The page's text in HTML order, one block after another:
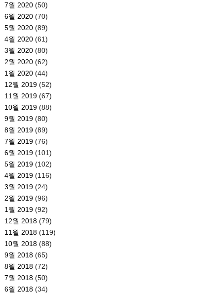
7월 2020(50)
6월 2020(70)
5월 2020(89)
4월 2020(61)
3월 2020(80)
2월 2020(62)
1월 2020(44)
12월 2019(52)
11월 2019(67)
10월 2019(88)
9월 2019(80)
8월 2019(89)
7월 2019(76)
6월 2019(101)
5월 2019(102)
4월 2019(116)
3월 2019(24)
2월 2019(96)
1월 2019(92)
12월 2018(79)
11월 2018(119)
10월 2018(88)
9월 2018(65)
8월 2018(72)
7월 2018(50)
6월 2018(34)